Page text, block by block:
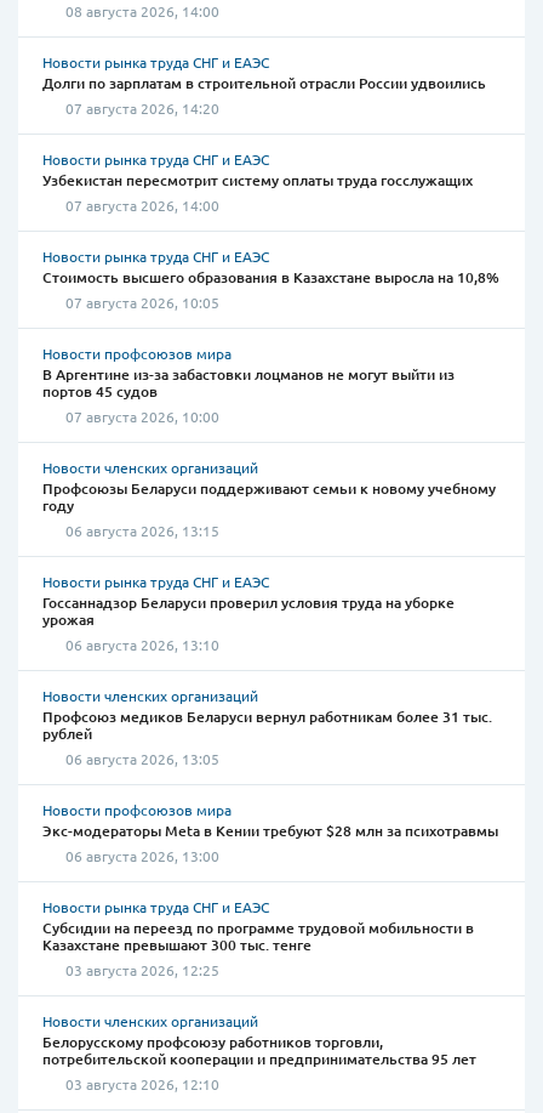
08 августа 2026, 14:00
Новости рынка труда СНГ и ЕАЭС
Долги по зарплатам в строительной отрасли России удвоились
07 августа 2026, 14:20
Новости рынка труда СНГ и ЕАЭС
Узбекистан пересмотрит систему оплаты труда госслужащих
07 августа 2026, 14:00
Новости рынка труда СНГ и ЕАЭС
Стоимость высшего образования в Казахстане выросла на 10,8%
07 августа 2026, 10:05
Новости профсоюзов мира
В Аргентине из-за забастовки лоцманов не могут выйти из
портов 45 судов
07 августа 2026, 10:00
Новости членских организаций
Профсоюзы Беларуси поддерживают семьи к новому учебному
году
06 августа 2026, 13:15
Новости рынка труда СНГ и ЕАЭС
Госсаннадзор Беларуси проверил условия труда на уборке
урожая
06 августа 2026, 13:10
Новости членских организаций
Профсоюз медиков Беларуси вернул работникам более 31 тыс.
рублей
06 августа 2026, 13:05
Новости профсоюзов мира
Экс-модераторы Meta в Кении требуют $28 млн за психотравмы
06 августа 2026, 13:00
Новости рынка труда СНГ и ЕАЭС
Субсидии на переезд по программе трудовой мобильности в
Казахстане превышают 300 тыс. тенге
03 августа 2026, 12:25
Новости членских организаций
Белорусскому профсоюзу работников торговли,
потребительской кооперации и предпринимательства 95 лет
03 августа 2026, 12:10